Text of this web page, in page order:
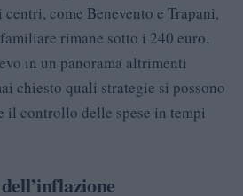
come Benevento e Trapani,
rimane sotto i 240 euro,
in un panorama altrimenti
chiesto quali strategie si possono
il controllo delle spese in tempi